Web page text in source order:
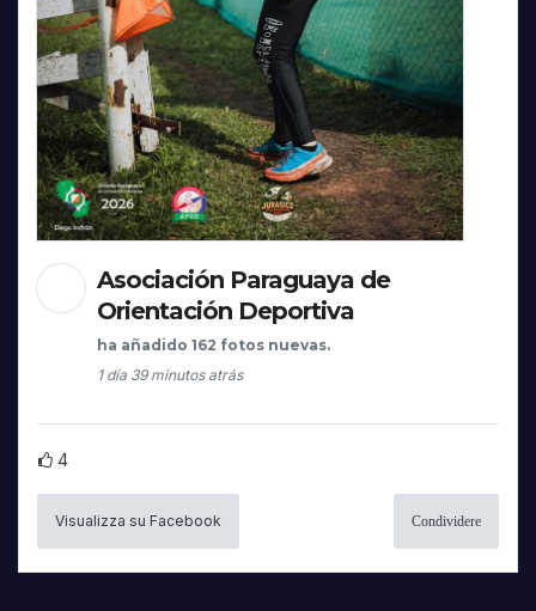
Asociación Paraguaya de
Orientación Deportiva
ha añadido 162 fotos nuevas.
1 día 39 minutos atrás
4
Visualizza su Facebook Condividere